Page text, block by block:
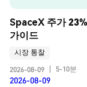
SpaceX 주가
가이드
시장 통찰
2026-08-09
5-10분
2026-08-09